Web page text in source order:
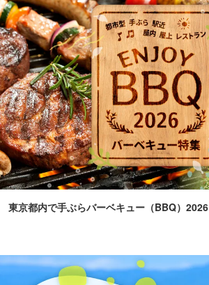
東京都内で手ぶらバーベキュー（BBQ）2026